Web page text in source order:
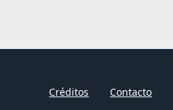
Créditos Contacto